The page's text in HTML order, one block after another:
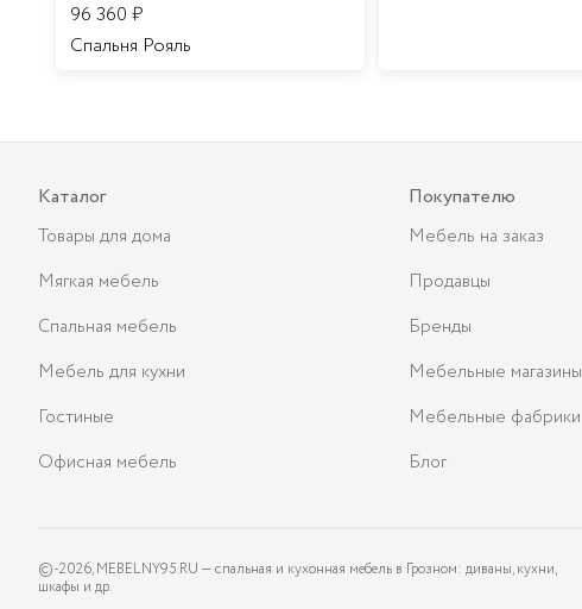
96 360 ₽
Спальня Рояль
Каталог
Товары для дома
Мягкая мебель
Спальная мебель
Мебель для кухни
Гостиные
Офисная мебель
Покупателю
Мебель на заказ
Продавцы
Бренды
Мебельные магазины
Мебельные фабрики
Блог
©-2026, MEBELNY95.RU — спальная и кухонная мебель в Грозном: диваны, кухни,
шкафы и др.